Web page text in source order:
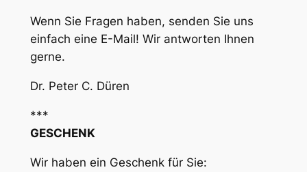
Wenn Sie Fragen haben, senden Sie uns
einfach eine E-Mail! Wir antworten Ihnen
gerne.
Dr. Peter C. Düren
***
GESCHENK
Wir haben ein Geschenk für Sie: